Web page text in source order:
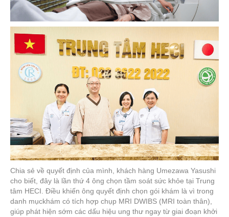
Chia sẻ về quyết định của mình, khách hàng Umezawa Yasushi
cho biết, đây là lần thứ 4 ông chọn tầm soát sức khỏe tại Trung
tâm HECI. Điều khiến ông quyết định chọn gói khám là vì trong
danh mụckhám có tích hợp chụp MRI DWIBS (MRI toàn thân),
giúp phát hiện sớm các dấu hiệu ung thư ngay từ giai đoạn khởi